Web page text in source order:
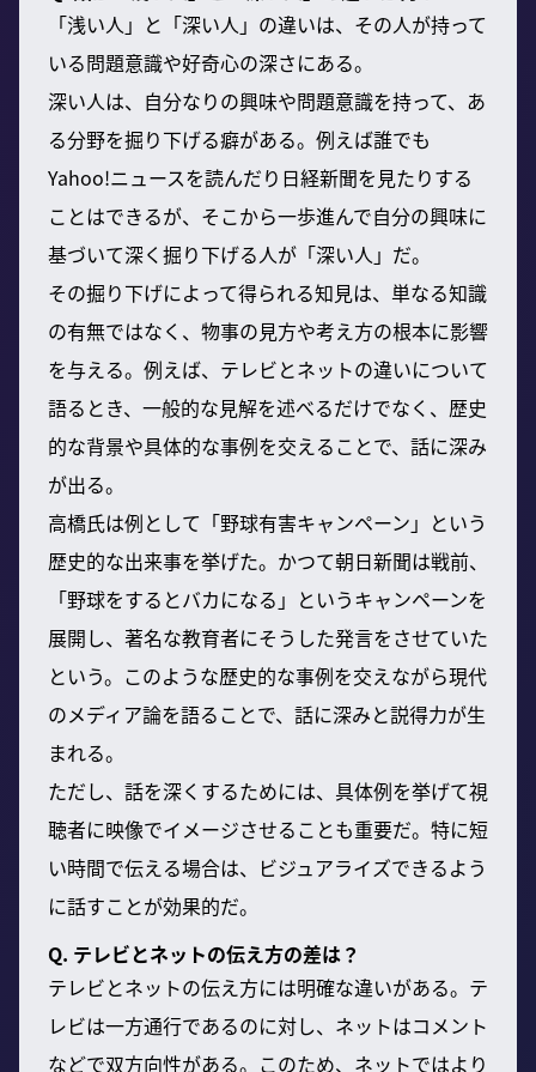
「浅い人」と「深い人」の違いは、その人が持って
いる問題意識や好奇心の深さにある。
深い人は、自分なりの興味や問題意識を持って、あ
る分野を掘り下げる癖がある。例えば誰でも
Yahoo!ニュースを読んだり日経新聞を見たりする
ことはできるが、そこから一歩進んで自分の興味に
基づいて深く掘り下げる人が「深い人」だ。
その掘り下げによって得られる知見は、単なる知識
の有無ではなく、物事の見方や考え方の根本に影響
を与える。例えば、テレビとネットの違いについて
語るとき、一般的な見解を述べるだけでなく、歴史
的な背景や具体的な事例を交えることで、話に深み
が出る。
高橋氏は例として「野球有害キャンペーン」という
歴史的な出来事を挙げた。かつて朝日新聞は戦前、
「野球をするとバカになる」というキャンペーンを
展開し、著名な教育者にそうした発言をさせていた
という。このような歴史的な事例を交えながら現代
のメディア論を語ることで、話に深みと説得力が生
まれる。
ただし、話を深くするためには、具体例を挙げて視
聴者に映像でイメージさせることも重要だ。特に短
い時間で伝える場合は、ビジュアライズできるよう
に話すことが効果的だ。
Q. テレビとネットの伝え方の差は？
テレビとネットの伝え方には明確な違いがある。テ
レビは一方通行であるのに対し、ネットはコメント
などで双方向性がある。このため、ネットではより